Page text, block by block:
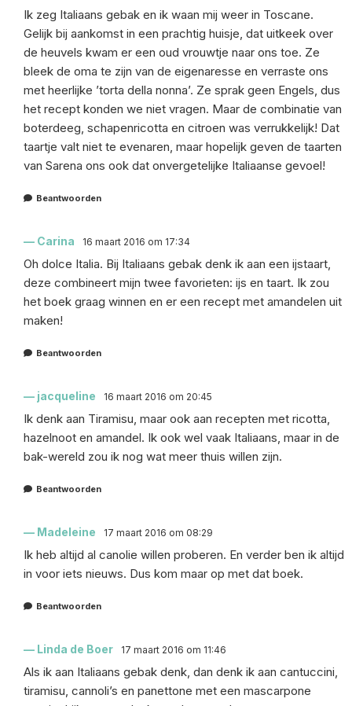
Ik zeg Italiaans gebak en ik waan mij weer in Toscane.
Gelijk bij aankomst in een prachtig huisje, dat uitkeek over
de heuvels kwam er een oud vrouwtje naar ons toe. Ze
bleek de oma te zijn van de eigenaresse en verraste ons
met heerlijke ’torta della nonna’. Ze sprak geen Engels, dus
het recept konden we niet vragen. Maar de combinatie van
boterdeeg, schapenricotta en citroen was verrukkelijk! Dat
taartje valt niet te evenaren, maar hopelijk geven de taarten
van Sarena ons ook dat onvergetelijke Italiaanse gevoel!
Beantwoorden
Carina 16 maart 2016 om 17:34
Oh dolce Italia. Bij Italiaans gebak denk ik aan een ijstaart,
deze combineert mijn twee favorieten: ijs en taart. Ik zou
het boek graag winnen en er een recept met amandelen uit
maken!
Beantwoorden
jacqueline 16 maart 2016 om 20:45
Ik denk aan Tiramisu, maar ook aan recepten met ricotta,
hazelnoot en amandel. Ik ook wel vaak Italiaans, maar in de
bak-wereld zou ik nog wat meer thuis willen zijn.
Beantwoorden
Madeleine 17 maart 2016 om 08:29
Ik heb altijd al canolie willen proberen. En verder ben ik altijd
in voor iets nieuws. Dus kom maar op met dat boek.
Beantwoorden
Linda de Boer 17 maart 2016 om 11:46
Als ik aan Italiaans gebak denk, dan denk ik aan cantuccini,
tiramisu, cannoli’s en panettone met een mascarpone